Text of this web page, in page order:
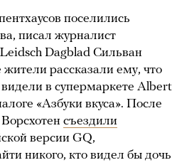
поселились
писал журналист
Dagblad Сильван
рассказали ему, что
в супермаркете Albert
«Азбуки вкуса». После
съездили
версии GQ,
никого, кто видел бы дочь